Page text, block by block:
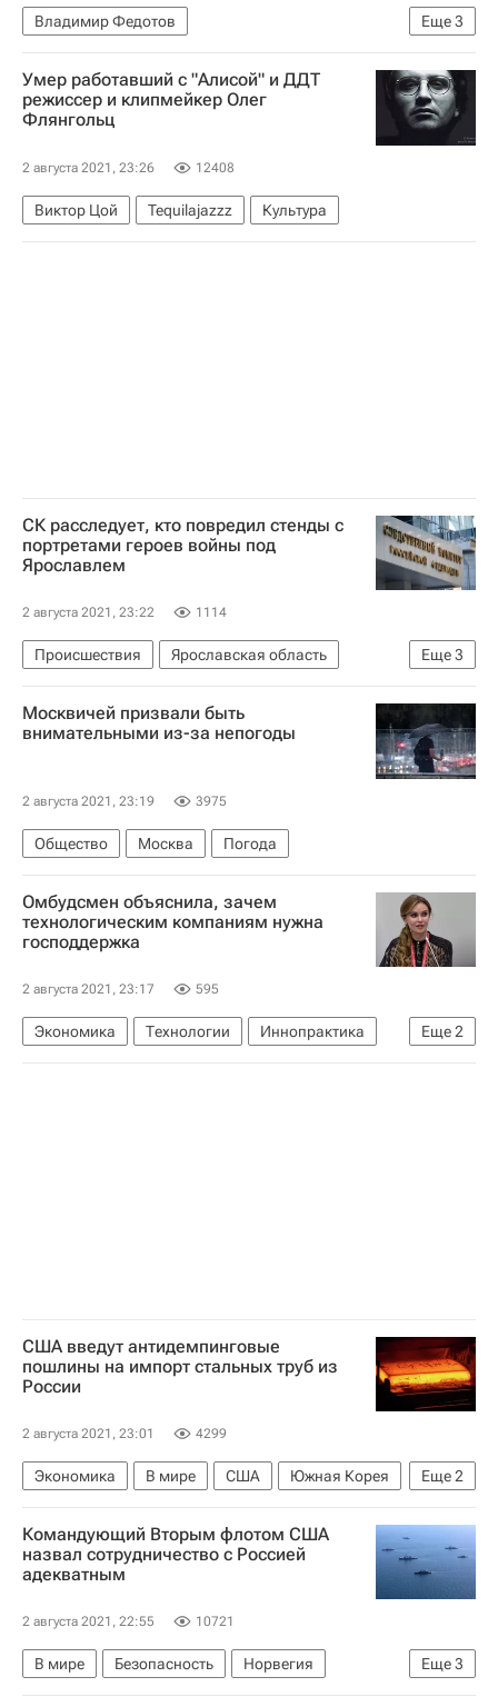
Еще3
Владимир Федотов
РПЛ 2026-2027 (Чемпионат России по футболу)
Сочи
Ахмат
Умер работавший с "Алисой" и ДДТ
режиссер и клипмейкер Олег
Флянгольц
2 августа 2021, 23:26 12408
Виктор Цой Tequilajazzz Культура
СК расследует, кто повредил стенды с
портретами героев войны под
Ярославлем
2 августа 2021, 23:22 1114
Еще3
Происшествия
Ярославская область
Переславль-Залесский
Следственный комитет России (СК РФ)
Москвичей призвали быть
внимательными из-за непогоды
2 августа 2021, 23:19 3975
Общество Москва Погода
Омбудсмен объяснила, зачем
технологическим компаниям нужна
господдержка
2 августа 2021, 23:17 595
Еще2
Экономика Технологии
Иннопрактика
Яндекс
Россия
США введут антидемпинговые
пошлины на импорт стальных труб из
России
2 августа 2021, 23:01 4299
Еще2
Экономика В мире США
Южная Корея
Министерство торговли США
Россия
Командующий Вторым флотом США
назвал сотрудничество с Россией
адекватным
2 августа 2021, 22:55 10721
Еще3
В мире Безопасность
Норвегия
Военно-морские силы США